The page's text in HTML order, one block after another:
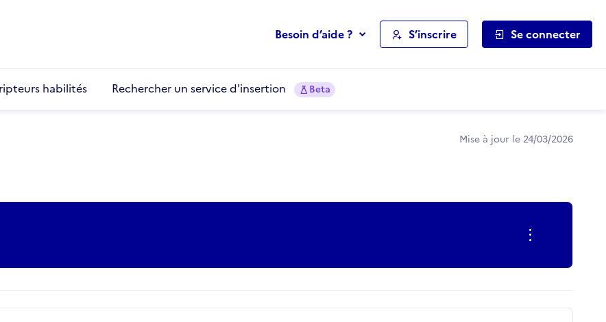
Besoin d’aide ? S’inscrire Se connecter
habilités Rechercher un service d'insertion Beta
Mise à jour le 24/03/2026